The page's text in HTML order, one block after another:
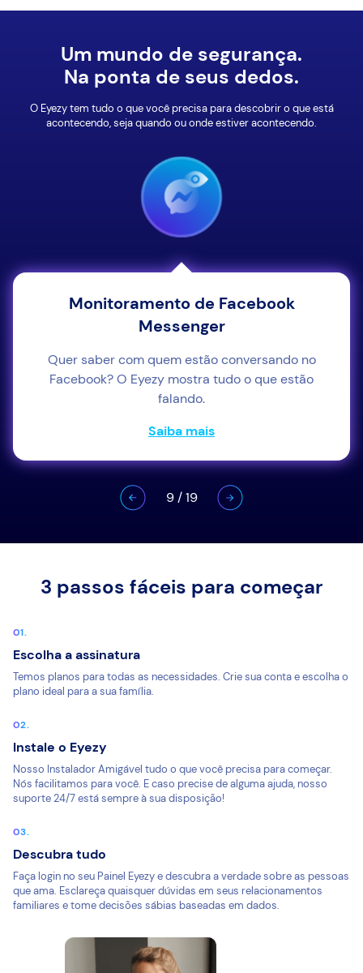
Um mundo de segurança.
Na ponta de seus dedos.
O Eyezy tem tudo o que você precisa para descobrir o que está
acontecendo, seja quando ou onde estiver acontecendo.
Monitoramento de Facebook
Messenger
Quer saber com quem estão conversando no
Facebook? O Eyezy mostra tudo o que estão
falando.
Saiba mais
9/19
3 passos fáceis para começar
Escolha a assinatura
Temos planos para todas as necessidades. Crie sua conta e escolha o
plano ideal para a sua família.
Instale o Eyezy
Nosso Instalador Amigável tudo o que você precisa para começar.
Nós facilitamos para você. E caso precise de alguma ajuda, nosso
suporte 24/7 está sempre à sua disposição!
Descubra tudo
Faça login no seu Painel Eyezy e descubra a verdade sobre as pessoas
que ama. Esclareça quaisquer dúvidas em seus relacionamentos
familiares e tome decisões sábias baseadas em dados.